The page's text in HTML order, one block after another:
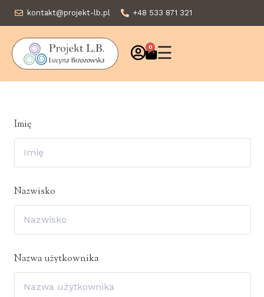
kontakt@projekt-lb.pl +48 533 871 321
0 ☰
Imię
Nazwisko
Nazwa użytkownika